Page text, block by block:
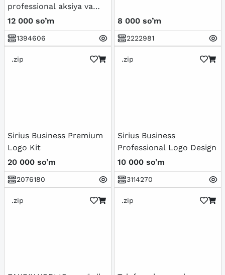
professional aksiya va
chegirma banneri dizayni
12 000 so’m
1394606
8 000 so’m
2222981
.zip
Sirius Business Premium
Logo Kit
20 000 so’m
2076180
.zip
Sirius Business
Professional Logo Design
10 000 so’m
3114270
.zip .zip